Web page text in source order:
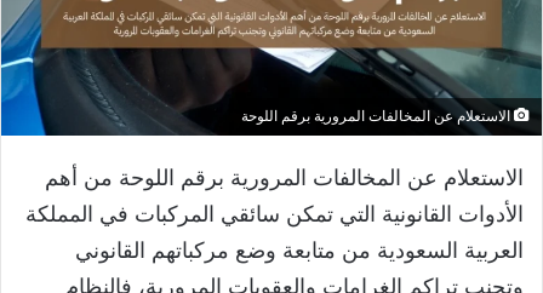
الاستعلام عن المخالفات المرورية برقم اللوحة
الاستعلام عن المخالفات المرورية برقم اللوحة من أهم
الأدوات القانونية التي تمكن سائقي المركبات في المملكة
العربية السعودية من متابعة وضع مركباتهم القانوني
وتجنب تراكم الغرامات والعقوبات المرورية، فالنظام